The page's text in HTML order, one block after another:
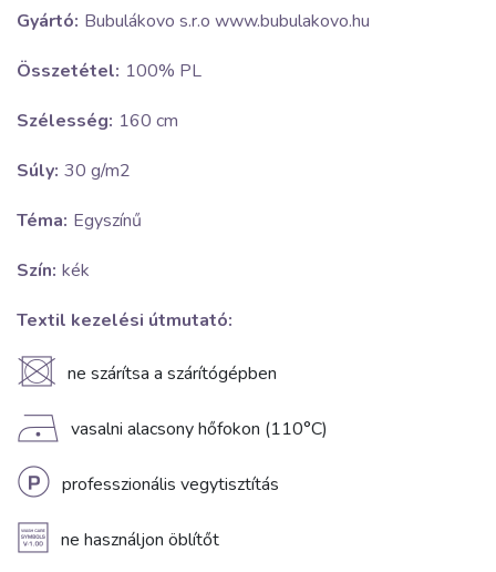
Gyártó: Bubulákovo s.r.o www.bubulakovo.hu
Összetétel: 100% PL
Szélesség: 160 cm
Súly: 30 g/m2
Téma: Egyszínű
Szín: kék
Textil kezelési útmutató:
U ne szárítsa a szárítógépben
D vasalni alacsony hőfokon (110°C)
L professzionális vegytisztítás
A ne használjon öblítőt